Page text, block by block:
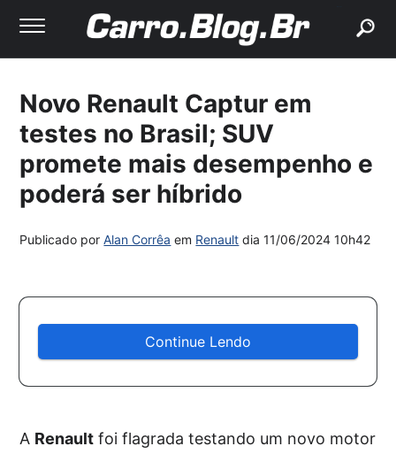
Novo Renault Captur em
testes no Brasil; SUV
promete mais desempenho e
poderá ser híbrido
Publicado porAlan Corrêa em Renault dia11/06/2024 10h42
Continue Lendo
A Renault foi flagrada testando um novo motor